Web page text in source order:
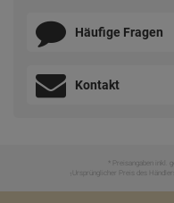
Häufige Fragen
Kontakt
* Preisangaben inkl.
Ursprünglicher Preis des